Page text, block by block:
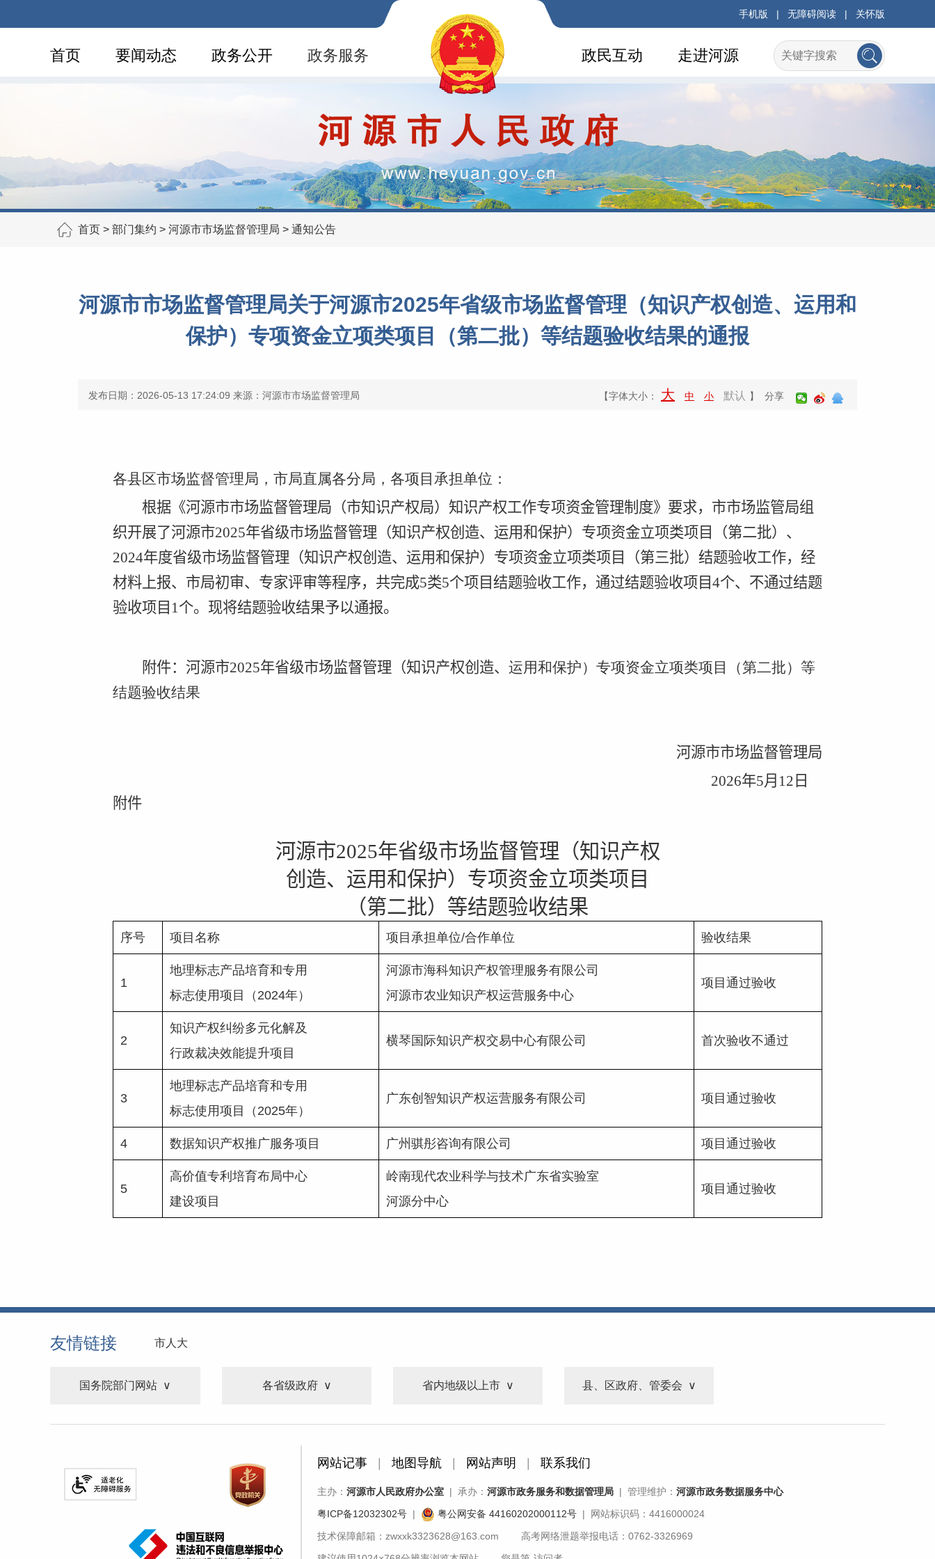
手机版 | 无障碍阅读 | 关怀版
首页 要闻动态 政务公开 政务服务 走进河源
政民互动
首页 > 部门集约 > 河源市市场监督管理局 > 通知公告
河源市市场监督管理局关于河源市2025年省级市场监督管理（知识产权创造、运用和
保护）专项资金立项类项目（第二批）等结题验收结果的通报
发布日期：2026-05-13 17:24:09 来源：河源市市场监督管理局 【字体大小： 大 中 小 默认 】 分享
各县区市场监督管理局，市局直属各分局，各项目承担单位：
根据《河源市市场监督管理局（市知识产权局）知识产权工作专项资金管理制度》要求，市市场监管局组
织开展了河源市2025年省级市场监督管理（知识产权创造、运用和保护）专项资金立项类项目（第二批）、
2024年度省级市场监督管理（知识产权创造、运用和保护）专项资金立项类项目（第三批）结题验收工作，经
材料上报、市局初审、专家评审等程序，共完成5类5个项目结题验收工作，通过结题验收项目4个、不通过结题
验收项目 1个。现将结题验收结果予以通报。
附件：河源市2025年省级市场监督管理（知识产权创造、运用和保护）专项资金立项类项目（第二批）等
结题验收结果
河源市市场监督管理局
2026年5月 12 日
附件
河源市2025年省级市场监督管理（知识产权
创造、运用和保护）专项资金立项类项目
（第二批）等结题验收结果
序号 项目名称 项目承担单位/合作单位 验收结果
1
地理标志产品培育和专用
标志使用项目（2024年）
河源市海科知识产权管理服务有限公司
河源市农业知识产权运营服务中心
项目通过验收
2
知识产权纠纷多元化解及
行政裁决效能提升项目
横琴国际知识产权交易中心有限公司 首次验收不通过
3
地理标志产品培育和专用
标志使用项目（2025年）
广东创智知识产权运营服务有限公司 项目通过验收
4 数据知识产权推广服务项目 广州骐彤咨询有限公司 项目通过验收
5
高价值专利培育布局中心
建设项目
岭南现代农业科学与技术广东省实验室
河源分中心
项目通过验收
友情链接 市人大
国务院部门网站 各省级政府 省内地级以上市 县、区政府、管委会
网站记事 地图导航 网站声明 联系我们
主办： 河源市人民政府办公室 | 承办： 河源市政务服务和数据管理局 | 管理维护： 河源市政务数据服务中心
粤ICP备12032302号 | 粤公网安备 44160202000112号 | 网站标识码：4416000024
技术保障邮箱：zwxxk3323628@163.com 高考网络泄题举报电话：0762-3326969